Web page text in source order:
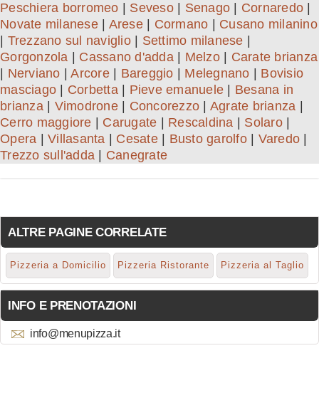
Peschiera borromeo
Seveso| Senago Cornaredo
Novate milanese| Arese| Cormano
Cusano milanino
Trezzano sul naviglio| Settimo milanese
Gorgonzola
Cassano d'adda| Melzo| Carate brianza
Nerviano |Arcore| Bareggio Melegnano
Bovisio
masciago
Corbetta| Pieve emanuele
Besana in
brianza| Vimodrone| Concorezzo Agrate brianza
Cerro maggiore
Carugate Rescaldina Solaro|
Opera
Villasanta Cesate| Busto garolfo| Varedo
Trezzo sull'adda
Canegrate
ALTRE PAGINE CORRELATE
Pizzeria a Domicilio Pizzeria Ristorante Pizzeria al Taglio
INFO E PRENOTAZIONI
info@menupizza.it